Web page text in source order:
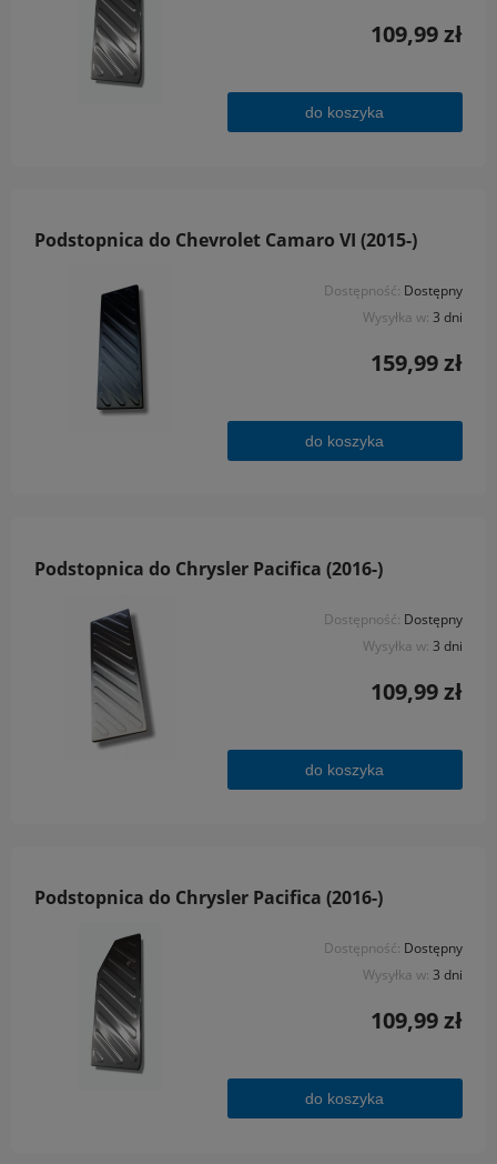
109,99 zł
do koszyka
Podstopnica do Chevrolet Camaro VI (2015-)
Dostępność: Dostępny
Wysyłka w: 3 dni
159,99 zł
do koszyka
Podstopnica do Chrysler Pacifica (2016-)
Dostępność: Dostępny
Wysyłka w: 3 dni
109,99 zł
do koszyka
Podstopnica do Chrysler Pacifica (2016-)
Dostępność: Dostępny
Wysyłka w: 3 dni
109,99 zł
do koszyka